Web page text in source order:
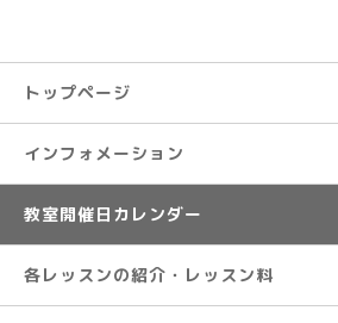
トップページ
インフォメーション
教室開催日カレンダー
各レッスンの紹介・レッスン料